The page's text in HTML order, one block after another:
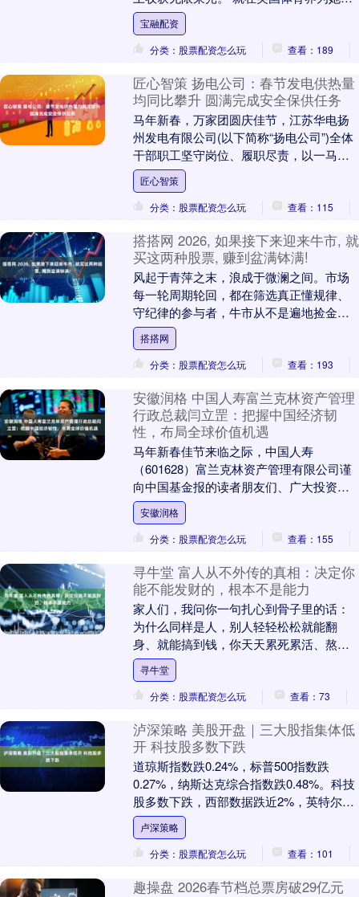
绘璀璨前程时，这位被称为"天之骄女"的朱
易却做出....
宝融配资
分类：股票配资怎么玩
查看：189
匠心智策 扬电公司：春节发电供热量
均同比攀升 圆满完成安全保供任务
马年新春，万家团圆庆佳节，江苏华电扬
州发电有限公司(以下简称“扬电公司”)全体
干部职工坚守岗位、履职尽责，以一马当
先的央企担当，压紧压实能源保供责任，
全力守护古....
匠心智策
分类：股票配资怎么玩
查看：115
搭搭网 2026, 如果接下来迎来牛市, 就
买这两种股票, 赚到盆满钵满!
风起于青萍之末，浪成于微澜之间。市场
每一轮周期轮回，都在筛选真正懂规律、
守纪律的参与者，牛市从不是遍地捡金的
狂欢，而是认知与耐心的终极兑现。 △△△
牛市怪象：指....
搭搭网
分类：股票配资怎么玩
查看：193
安徽润格 中国人寿富兰克林资产管理
行政总裁闫立罡：把握中国经济韧
性，布局全球价值机遇
马年新春佳节来临之际，中国人寿
（601628）富兰克林资产管理有限公司谨
向中国基金报的读者朋友们、广大投资者
及合作伙伴致以最诚挚的祝福：马年大
吉、龙马精神、万事....
安徽润格
分类：股票配资怎么玩
查看：155
寻牛堂 富人从不外传的真相：决定你
能不能发财的，根本不是能力
家人们，我问你一句扎心到骨子里的话：
为什么同样是人，别人轻轻松松就能翻
身、就能搞到钱，你天天累死累活、熬夜
加班、省吃俭用，却一直穷得稳稳当当，
越努力越迷茫，越奋....
寻牛堂
分类：股票配资怎么玩
查看：73
泸深策略 美股开盘｜三大股指集体低
开 科技股多数下跌
道琼斯指数跌0.24%，标普500指数跌
0.27%，纳斯达克综合指数跌0.48%。科技
股多数下跌，西部数据跌近2%，英特尔、
AMD跌超1%，谷歌涨近1%。中概股....
卢深策略
分类：股票配资怎么玩
查看：101
趣操盘 2026春节档总票房破29亿元